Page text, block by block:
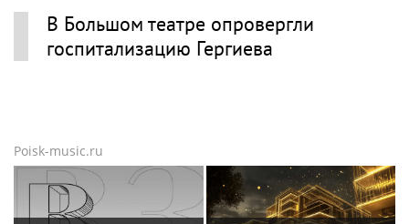
В Большом театре опровергли
госпитализацию Гергиева
Poisk-music.ru